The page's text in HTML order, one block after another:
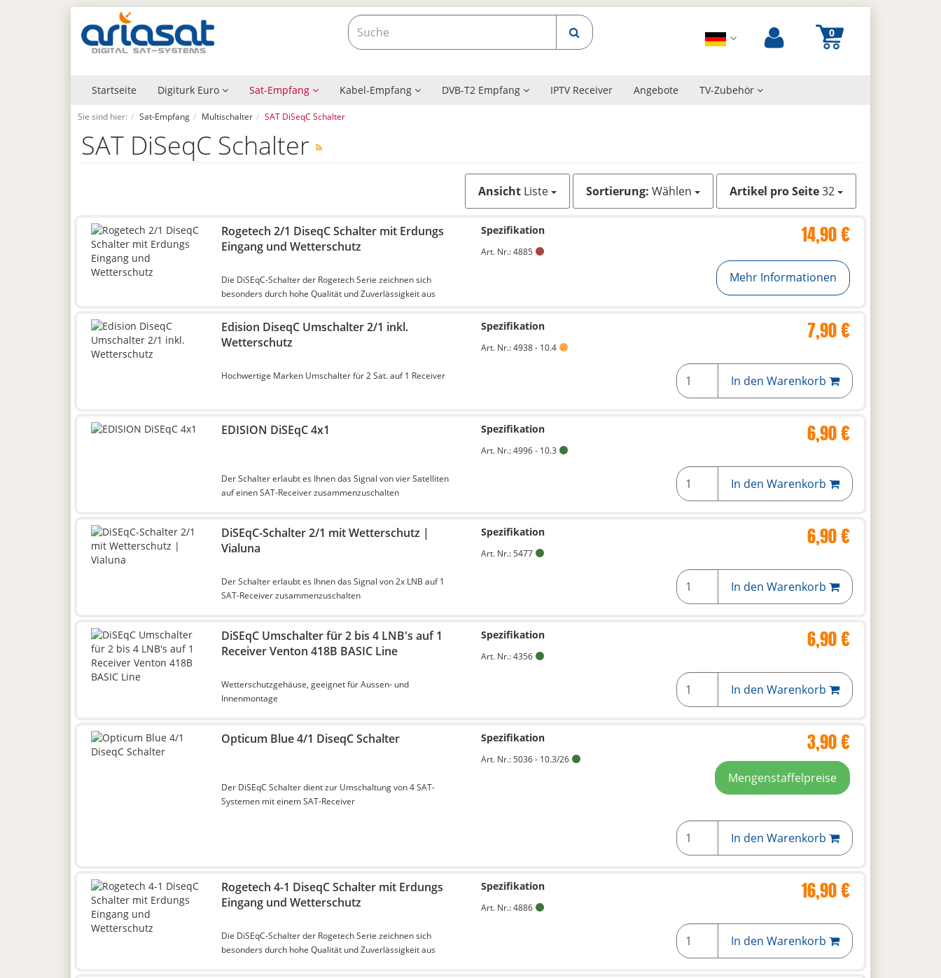
Startseite Digiturk Euro Sat-Empfang Kabel-Empfang DVB-T2 Empfang IPTV Receiver Angebote TV-Zubehör
Sie sind hier: Sat-Empfang Multischalter SAT DiSeqC Schalter
SAT DiSeqC Schalter
Ansicht Liste Sortierung: Wählen Artikel pro Seite32
Rogetech 2/1 DiseqC Schalter mit Erdungs
Eingang und Wetterschutz
Die DiSEqC-Schalter der Rogetech Serie zeichnen sich
besonders durch hohe Qualität und Zuverlässigkeit aus
Spezifikation
Art. Nr.: 4885
14,90 €
Mehr Informationen
Edision DiseqC Umschalter 2/1 inkl.
Wetterschutz
Hochwertige Marken Umschalter für 2 Sat. auf 1 Receiver
Spezifikation
Art. Nr.: 4938 - 10.4
7,90 €
In den Warenkorb
EDISION DiSEqC 4x1
Der Schalter erlaubt es Ihnen das Signal von vier Satelliten
auf einen SAT-Receiver zusammenzuschalten
Spezifikation
Art. Nr.: 4996 - 10.3
6,90 €
In den Warenkorb
DiSEqC-Schalter 2/1 mit Wetterschutz |
Vialuna
Der Schalter erlaubt es Ihnen das Signal von 2x LNB auf 1
SAT-Receiver zusammenzuschalten
Spezifikation
Art. Nr.: 5477
6,90 €
In den Warenkorb
DiSEqC Umschalter für 2 bis 4 LNB's auf 1
Receiver Venton 418B BASIC Line
Wetterschutzgehäuse, geeignet für Aussen- und
Innenmontage
Spezifikation
Art. Nr.: 4356
6,90 €
In den Warenkorb
Opticum Blue 4/1 DiseqC Schalter
Der DiSEqC Schalter dient zur Umschaltung von 4 SAT-
Systemen mit einem SAT-Receiver
Spezifikation
Art. Nr.: 5036 - 10.3/26
3,90 €
Mengenstaffelpreise
In den Warenkorb
Rogetech 4-1 DiseqC Schalter mit Erdungs
Eingang und Wetterschutz
Die DiSEqC-Schalter der Rogetech Serie zeichnen sich
besonders durch hohe Qualität und Zuverlässigkeit aus
Spezifikation
Art. Nr.: 4886
16,90 €
In den Warenkorb